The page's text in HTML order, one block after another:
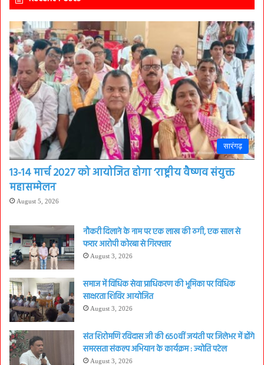
सारंगढ़
13-14 मार्च 2027 को आयोजित होगा ‘राष्ट्रीय वैष्णव संयुक्त
महासम्मेलन
August 5, 2026
नौकरी दिलाने के नाम पर एक लाख की ठगी, एक साल से
फरार आरोपी कोरबा से गिरफ्तार
August 3, 2026
समाज में विधिक सेवा प्राधिकरण की भूमिका पर विधिक
साक्षरता शिविर आयोजित
August 3, 2026
संत शिरोमणि रविदास जी की 650वीं जयंती पर जिलेभर में होंगे
समरसता संकल्प अभियान के कार्यक्रम : ज्योति पटेल
August 3, 2026